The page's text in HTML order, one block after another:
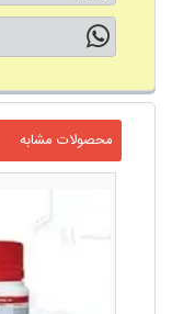
محصولات مشابه